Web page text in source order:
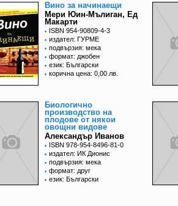
Вино за начинаещи
Мери Юин-Мълиган, Ед
Макарти
ISBN 954-90809-4-3
издател: ГУРМЕ
подвързия: мека
формат: джобен
език: Български
корична цена: 0,00 лв.
Биологично
производство на
плодове от някои
овощни видове
Александър Иванов
ISBN 978-954-8496-81-0
издател: ИК Дионис
подвързия: мека
формат: друг
език: Български